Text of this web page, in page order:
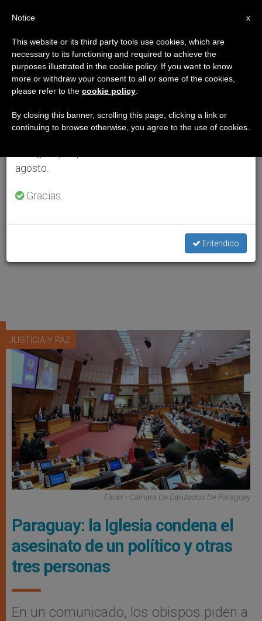
JUSTICIA Y PAZ
Flickr - Cámara De Diputados De Paraguay
Paraguay: la Iglesia condena el
asesinato de un político y otras
tres personas
En un comunicado, los obispos piden a
×
Aviso importante
Del 27 de julio al 7 de agosto haremos la pausa
anual, aprovechando que en el periodo de verano
se generan menos informaciones y también el
agosto.
Gracias.
Entendido
x
Notice
This website or its third party tools use cookies, which are
necessary to its functioning and required to achieve the
purposes illustrated in the cookie policy. If you want to know
more or withdraw your consent to all or some of the cookies,
please refer to the cookie policy
By closing this banner, scrolling this page, clicking a link or
continuing to browse otherwise, you agree to the use of cookies.